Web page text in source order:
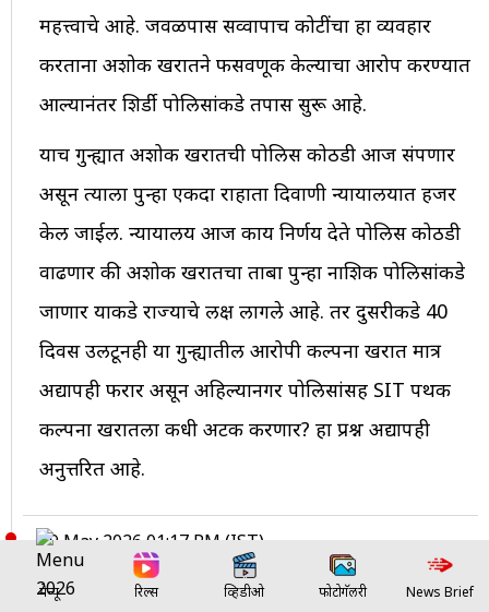
महत्त्वाचे आहे. जवळपास सव्वापाच कोटींचा हा व्यवहार
करताना अशोक खरातने फसवणूक केल्याचा आरोप करण्यात
आल्यानंतर शिर्डी पोलिसांकडे तपास सुरू आहे.
याच गुन्ह्यात अशोक खरातची पोलिस कोठडी आज संपणार
असून त्याला पुन्हा एकदा राहाता दिवाणी न्यायालयात हजर
केल जाईल. न्यायालय आज काय निर्णय देते पोलिस कोठडी
वाढणार की अशोक खरातचा ताबा पुन्हा नाशिक पोलिसांकडे
जाणार याकडे राज्याचे लक्ष लागले आहे. तर दुसरीकडे 40
दिवस उलटूनही या गुन्ह्यातील आरोपी कल्पना खरात मात्र
अद्यापही फरार असून अहिल्यानगर पोलिसांसह SIT पथक
कल्पना खरातला कधी अटक करणार? हा प्रश्न अद्यापही
अनुत्तरित आहे.
09 May 2026 01:17 PM (IST)
परभणीत एटीएम बंद, नागरिकांची पैसे
मेन्यू रिल्स व्हिडीओ फोटोगॅलरी News Brief